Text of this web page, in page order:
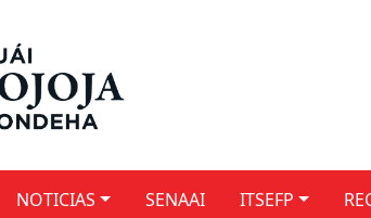
NOTICIAS SENAAI ITSEFP